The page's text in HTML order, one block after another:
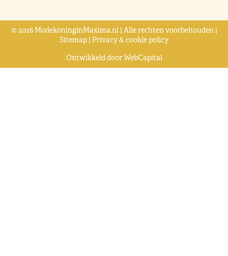
© 2026 ModekoninginMaxima.nl | Alle rechten voorbehouden |
Sitemap | Privacy & cookie policy
Ontwikkeld doorWebCapital